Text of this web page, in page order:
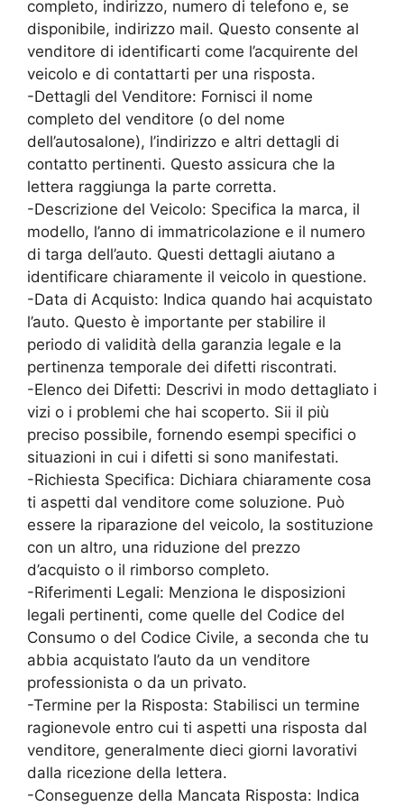
completo, indirizzo, numero di telefono e, se
disponibile, indirizzo mail. Questo consente al
venditore di identificarti come l’acquirente del
veicolo e di contattarti per una risposta.
-Dettagli del Venditore: Fornisci il nome
completo del venditore (o del nome
dell’autosalone), l’indirizzo e altri dettagli di
contatto pertinenti. Questo assicura che la
lettera raggiunga la parte corretta.
-Descrizione del Veicolo: Specifica la marca, il
modello, l’anno di immatricolazione e il numero
di targa dell’auto. Questi dettagli aiutano a
identificare chiaramente il veicolo in questione.
-Data di Acquisto: Indica quando hai acquistato
l’auto. Questo è importante per stabilire il
periodo di validità della garanzia legale e la
pertinenza temporale dei difetti riscontrati.
-Elenco dei Difetti: Descrivi in modo dettagliato i
vizi o i problemi che hai scoperto. Sii il più
preciso possibile, fornendo esempi specifici o
situazioni in cui i difetti si sono manifestati.
-Richiesta Specifica: Dichiara chiaramente cosa
ti aspetti dal venditore come soluzione. Può
essere la riparazione del veicolo, la sostituzione
con un altro, una riduzione del prezzo
d’acquisto o il rimborso completo.
-Riferimenti Legali: Menziona le disposizioni
legali pertinenti, come quelle del Codice del
Consumo o del Codice Civile, a seconda che tu
abbia acquistato l’auto da un venditore
professionista o da un privato.
-Termine per la Risposta: Stabilisci un termine
ragionevole entro cui ti aspetti una risposta dal
venditore, generalmente dieci giorni lavorativi
dalla ricezione della lettera.
-Conseguenze della Mancata Risposta: Indica